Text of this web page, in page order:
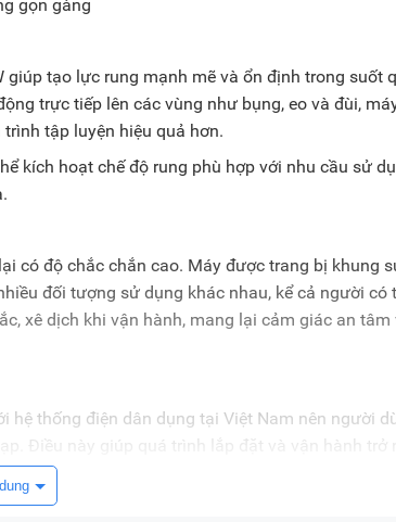
tạo lực rung mạnh mẽ và ổn định trong suốt
trực tiếp lên các vùng như bụng, eo và đùi,
tập luyện hiệu quả hơn.
kích hoạt chế độ rung phù hợp với nhu cầu sử
lại có độ chắc chắn cao. Máy được trang bị khung
đối tượng sử dụng khác nhau, kể cả người có
xê dịch khi vận hành, mang lại cảm giác an tâm
hệ thống điện dân dụng tại Việt Nam nên người
Điều này giúp quá trình lắp đặt và vận hành trở
lớn, kết cấu chắc chắn và vận hành ổn định. Với